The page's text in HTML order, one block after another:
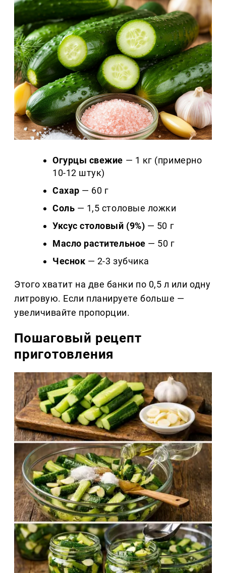
Огурцы свежие — 1 кг (примерно
10-12 штук)
Сахар — 60 г
Соль — 1,5 столовые ложки
Уксус столовый (9%) — 50 г
Масло растительное — 50 г
Чеснок — 2-3 зубчика
Этого хватит на две банки по 0,5 л или одну
литровую. Если планируете больше —
увеличивайте пропорции.
Пошаговый рецепт
приготовления